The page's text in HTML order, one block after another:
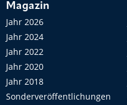
Magazin
Jahr 2026
Jahr 2024
Jahr 2022
Jahr 2020
Jahr 2018
Sonderveröffentlichungen